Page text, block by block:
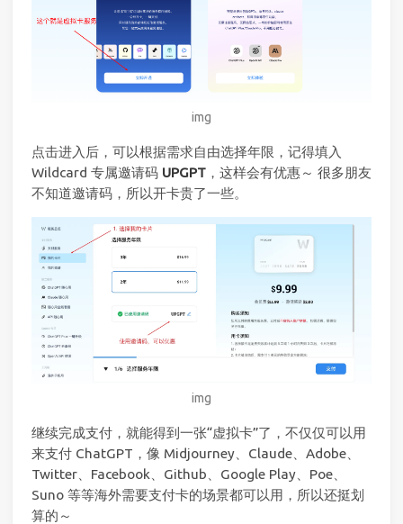
img
点击进入后，可以根据需求自由选择年限，记得填入
Wildcard 专属邀请码 UPGPT ，这样会有优惠～ 很多朋友
不知道邀请码，所以开卡贵了一些。
img
继续完成支付，就能得到一张“虚拟卡”了，不仅仅可以用
来支付 ChatGPT，像 Midjourney、Claude、Adobe、
Twitter、Facebook、Github、Google Play、Poe、
Suno 等等海外需要支付卡的场景都可以用，所以还挺划
算的～